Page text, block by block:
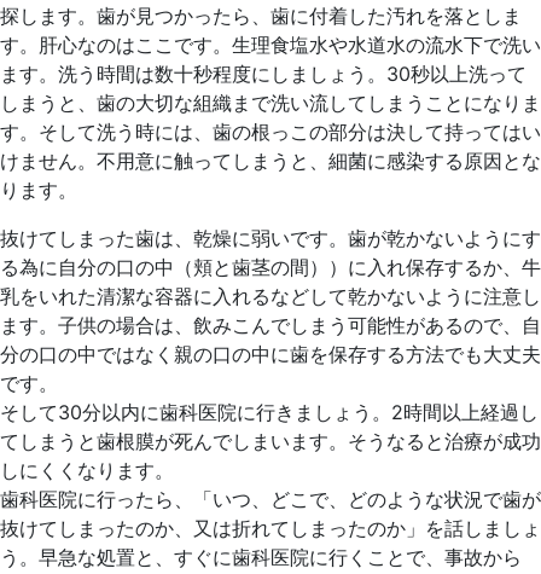
探します。歯が見つかったら、歯に付着した汚れを落としま
す。肝心なのはここです。生理食塩水や水道水の流水下で洗い
ます。洗う時間は数十秒程度にしましょう。30秒以上洗って
しまうと、歯の大切な組織まで洗い流してしまうことになりま
す。そして洗う時には、歯の根っこの部分は決して持ってはい
けません。不用意に触ってしまうと、細菌に感染する原因とな
ります。
抜けてしまった歯は、乾燥に弱いです。歯が乾かないようにす
る為に自分の口の中（頬と歯茎の間））に入れ保存するか、牛
乳をいれた清潔な容器に入れるなどして乾かないように注意し
ます。子供の場合は、飲みこんでしまう可能性があるので、自
分の口の中ではなく親の口の中に歯を保存する方法でも大丈夫
です。
そして30分以内に歯科医院に行きましょう。2時間以上経過し
てしまうと歯根膜が死んでしまいます。そうなると治療が成功
しにくくなります。
歯科医院に行ったら、「いつ、どこで、どのような状況で歯が
抜けてしまったのか、又は折れてしまったのか」を話しましょ
う。早急な処置と、すぐに歯科医院に行くことで、事故から